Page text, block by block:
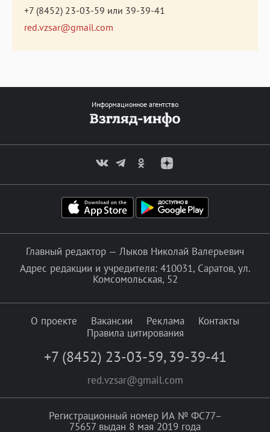
+7 (8452) 23-03-59 или 39-39-41
red.vzsar@gmail.com
Информационное агентство
Главный редактор — Лыков Николай Валерьевич
Адрес редакции и учредителя: 410031, Саратов, ул.
Комсомольская, 52
О проекте Вакансии Реклама
Контакты
Правила цитирования
+7 (8452) 23-03-59, 39-39-41
red.vzsar@gmail.com
Регистрационный номер ИА № ФС77–
75657 выдан 8 мая 2019 года